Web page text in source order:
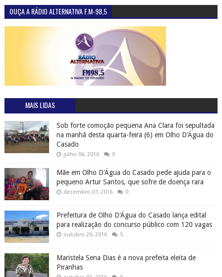
OUÇA A RÁDIO ALTERNATIVA F.M-98,5
MAIS LIDAS
Sob forte comoção pequena Ana Clara foi sepultada
na manhã desta quarta-feira (6) em Olho D'Água do
Casado
julho 06, 2016 0
Mãe em Olho D'Água do Casado pede ajuda para o
pequeno Artur Santos, que sofre de doença rara
dezembro 07, 2016 0
Prefeitura de Olho D'Água do Casado lança edital
para realização do concurso público com 120 vagas
outubro 20, 2016 5
Maristela Sena Dias é a nova prefeita eleita de
Piranhas